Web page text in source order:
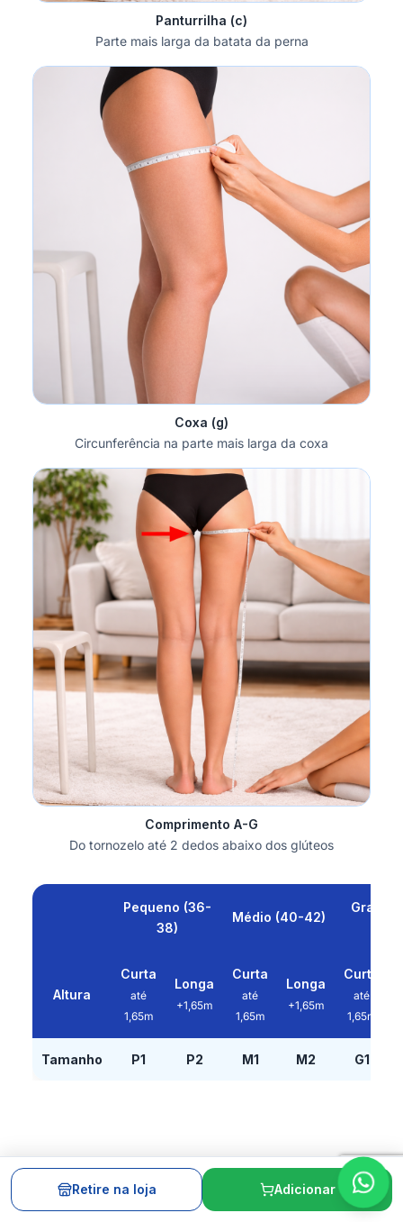
Panturrilha (c)
Parte mais larga da batata da perna
Coxa (g)
Circunferência na parte mais larga da coxa
Comprimento A-G
Do tornozelo até 2 dedos abaixo dos glúteos
Pequeno (36-
38)
Médio (40-42)
Altura
Curta
até
1,65m
Longa
+1,65m
Curta
até
1,65m
Longa
+1,65m
Curta
até
1,65m
Tamanho P1 P2 M1 M2 G1
Retire na loja Adicionar